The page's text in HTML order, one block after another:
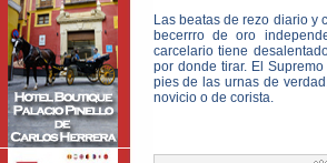
Las beatas de rezo diario y
becerrro de oro
carcelario tiene
por donde tirar. El
pies de las urnas de
novicio o de corista.